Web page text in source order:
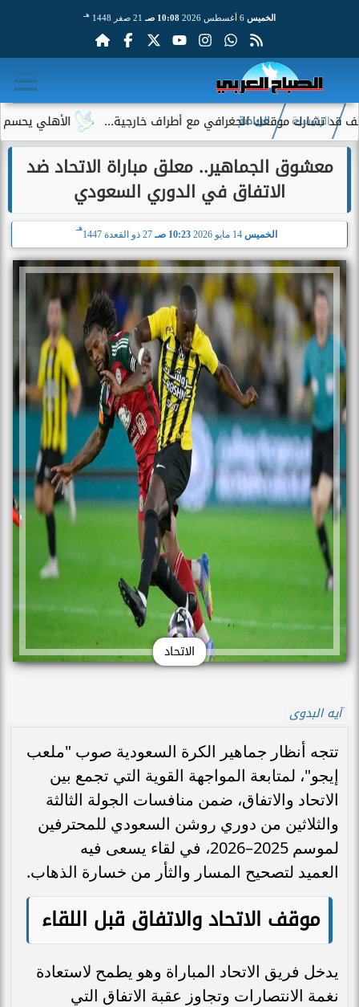
الخميس 10:08 صـ 21 صفر 1448 هـ
الأهلي يحسم الجدل حول الجغرافي مع أطراف خارجية...
الرئيسية الرياضة
معشوق الجماهير.. معلق مباراة الاتحاد ضد
الاتفاق في الدوري السعودي
الخميس 14 مايو 2026 10:23 صـ 27 ذو القعدة 1447
هـ
الاتحاد
آيه البدوى
تتجه أنظار جماهير الكرة السعودية صوب "ملعب
إيجو"، لمتابعة المواجهة القوية التي تجمع بين
الاتحاد والاتفاق، ضمن منافسات الجولة الثالثة
والثلاثين من دوري روشن السعودي للمحترفين
لموسم 2025–2026، في لقاء يسعى فيه
العميد لتصحيح المسار والثأر من خسارة الذهاب.
موقف الاتحاد والاتفاق قبل اللقاء
يدخل فريق الاتحاد المباراة وهو يطمح لاستعادة
نغمة الانتصارات وتجاوز عقبة الاتفاق التي